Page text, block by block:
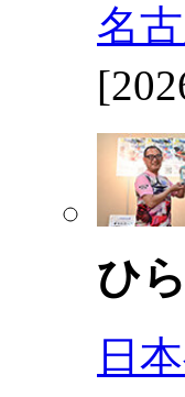
名
ひ
日